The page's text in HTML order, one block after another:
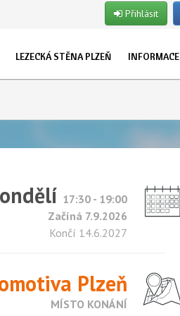
Přihlásit
LEZECKÁ STĚNA PLZEŇ
SKUPINY
INFORMACE
POJIŠTĚNÍ
17:30 - 19:00
Začíná 7.9.2026
Končí 14.6.2027
Plzeň
MÍSTO KONÁNÍ